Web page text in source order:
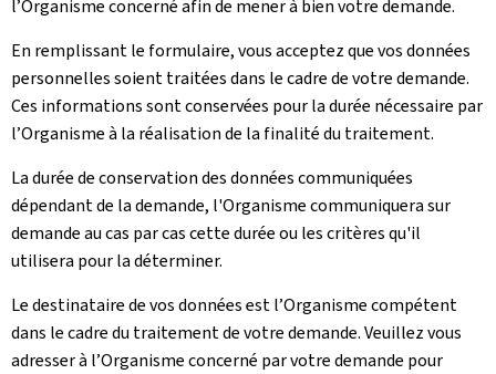
l’Organisme concerné afin de mener à bien votre demande.
En remplissant le formulaire, vous acceptez que vos données
personnelles soient traitées dans le cadre de votre demande.
Ces informations sont conservées pour la durée nécessaire par
l’Organisme à la réalisation de la finalité du traitement.
La durée de conservation des données communiquées
dépendant de la demande, l'Organisme communiquera sur
demande au cas par cas cette durée ou les critères qu'il
utilisera pour la déterminer.
Le destinataire de vos données est l’Organisme compétent
dans le cadre du traitement de votre demande. Veuillez vous
adresser à l’Organisme concerné par votre demande pour